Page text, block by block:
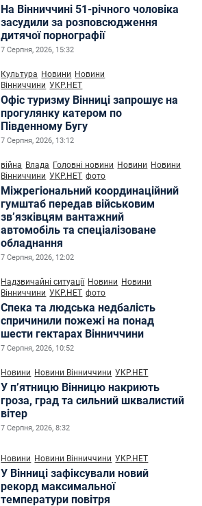
На Вінниччині 51-річного чоловіка
засудили за розповсюдження
дитячої порнографії
7 Серпня, 2026, 15:32
Культура Новини Новини
Вінниччини УКР.НЕТ
Офіс туризму Вінниці запрошує на
прогулянку катером по
Південному Бугу
7 Серпня, 2026, 13:12
війна Влада Головні новини Новини Новини
Вінниччини УКР.НЕТ фото
Міжрегіональний координаційний
гумштаб передав військовим
зв’язківцям вантажний
автомобіль та спеціалізоване
обладнання
7 Серпня, 2026, 12:02
Надзвичайні ситуації Новини Новини
Вінниччини УКР.НЕТ фото
Спека та людська недбалість
спричинили пожежі на понад
шести гектарах Вінниччини
7 Серпня, 2026, 10:52
Новини Новини Вінниччини УКР.НЕТ
У п’ятницю Вінницю накриють
гроза, град та сильний шквалистий
вітер
7 Серпня, 2026, 8:32
Новини Новини Вінниччини УКР.НЕТ
У Вінниці зафіксували новий
рекорд максимальної
температури повітря